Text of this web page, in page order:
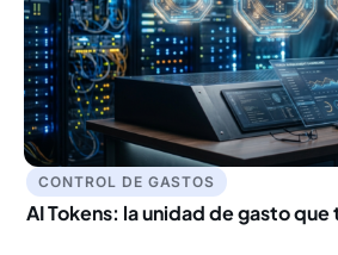
CONTROL DE GASTOS
AI Tokens: la unidad de gasto que